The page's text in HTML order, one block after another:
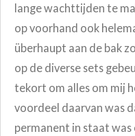
lange wachttijden te
op voorhand ook
überhaupt aan de bak
op de diverse sets
tekort om alles om mij
voordeel daarvan was
permanent in staat